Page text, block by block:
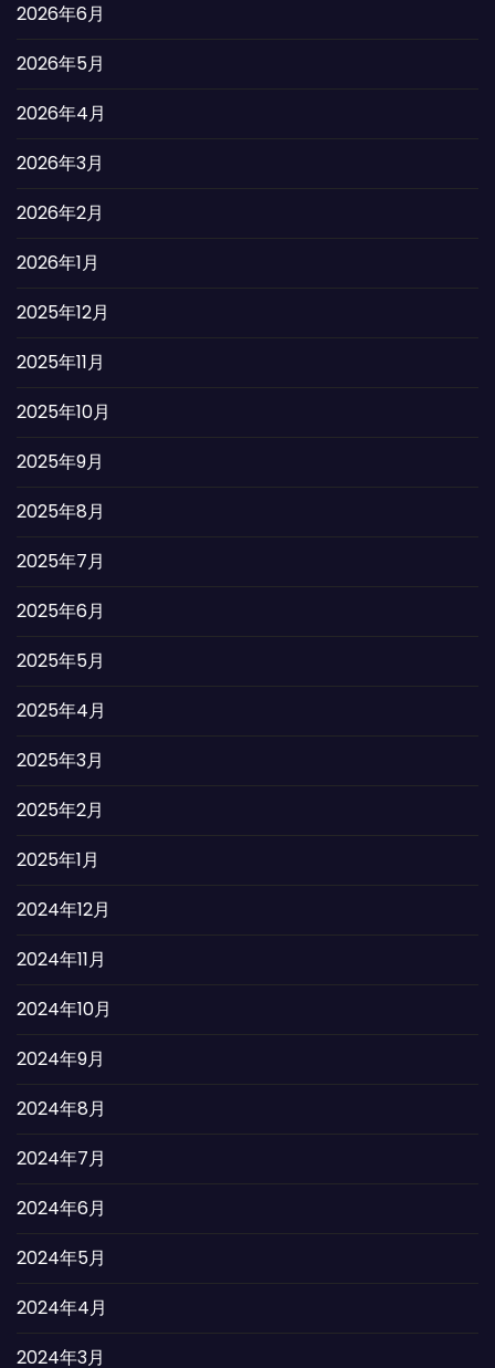
2026年6月
2026年5月
2026年4月
2026年3月
2026年2月
2026年1月
2025年12月
2025年11月
2025年10月
2025年9月
2025年8月
2025年7月
2025年6月
2025年5月
2025年4月
2025年3月
2025年2月
2025年1月
2024年12月
2024年11月
2024年10月
2024年9月
2024年8月
2024年7月
2024年6月
2024年5月
2024年4月
2024年3月